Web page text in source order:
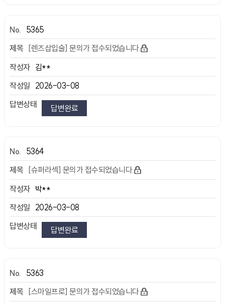
5365
[렌즈삽입술] 문의가 접수되었습니다.
김**
2026-03-08
답변완료
5364
[슈퍼라섹] 문의가 접수되었습니다.
박**
2026-03-08
답변완료
5363
[스마일프로] 문의가 접수되었습니다.